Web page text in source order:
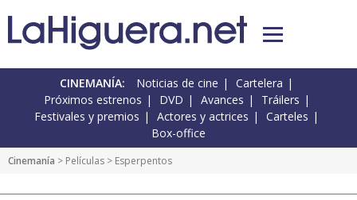
CINEMANÍA: Noticias de cine
Cartelera
Próximos estrenos
DVD Avances
Tráilers
Festivales y premios
Actores y actrices
Carteles
Box-office
Cinemanía > Películas > Esperpentos